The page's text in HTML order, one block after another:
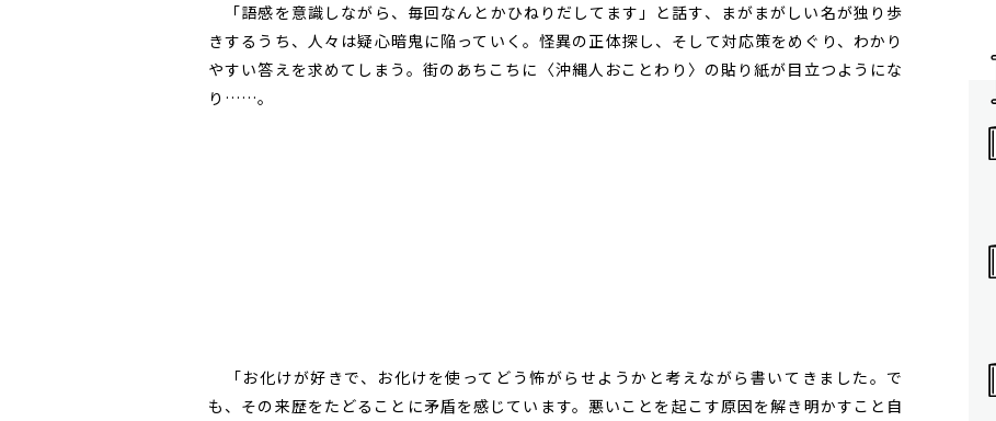
「語感を意識しながら、毎回なんとかひねりだしてます」と話す、まがまがしい名が独り歩
きするうち、人々は疑心暗鬼に陥っていく。怪異の正体探し、そして対応策をめぐり、わかり
やすい答えを求めてしまう。街のあちこちに〈沖縄人おことわり〉の貼り紙が目立つようにな
り……。
「お化けが好きで、お化けを使ってどう怖がらせようかと考えながら書いてきました。で
も、その来歴をたどることに矛盾を感じています。悪いことを起こす原因を解き明かすこと自